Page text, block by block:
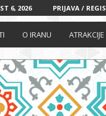
6, 2026 PRIJAVA /
O IRANU ATRAKCIJE